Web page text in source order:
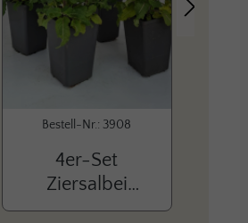
Bestell-Nr.: 3908
4er-Set
Ziersalbei
‘Marvel Dark
Nächstes